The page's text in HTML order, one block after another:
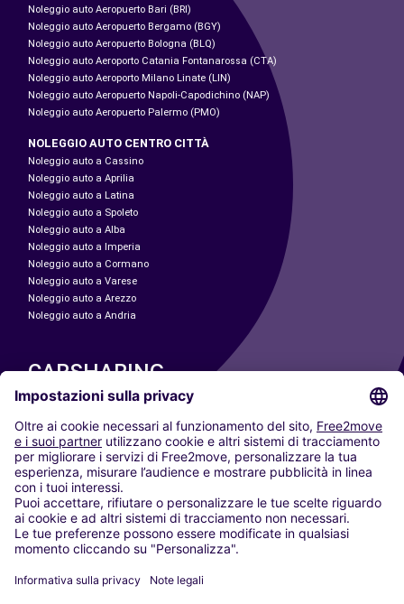
Noleggio auto Aeropuerto Bari (BRI)
Noleggio auto Aeropuerto Bergamo (BGY)
Noleggio auto Aeropuerto Bologna (BLQ)
Noleggio auto Aeroporto Catania Fontanarossa (CTA)
Noleggio auto Aeroporto Milano Linate (LIN)
Noleggio auto Aeropuerto Napoli-Capodichino (NAP)
Noleggio auto Aeropuerto Palermo (PMO)
NOLEGGIO AUTO CENTRO CITTÀ
Noleggio auto a Cassino
Noleggio auto a Aprilia
Noleggio auto a Latina
Noleggio auto a Spoleto
Noleggio auto a Alba
Noleggio auto a Imperia
Noleggio auto a Cormano
Noleggio auto a Varese
Noleggio auto a Arezzo
Noleggio auto a Andria
CARSHARING
LE NOSTRE CITTÀ
Paris
Madrid
Washington DC
Milano
Roma
Torino
Vienna
Berlino
Düsseldorf